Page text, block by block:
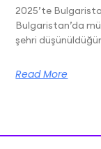
2025’te
Bulgaristan’da
şehri
Read More